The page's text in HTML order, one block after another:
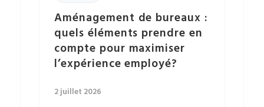
Aménagement de bureaux :
quels éléments prendre en
compte pour maximiser
l’expérience employé?
2 juillet 2026